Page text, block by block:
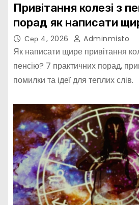
Привітання колезі з
порад як написати
Сер 4, 2026 Adminmisto
Як написати щире привітання
пенсію? 7 практичних порад,
помилки та ідеї для теплих слів.